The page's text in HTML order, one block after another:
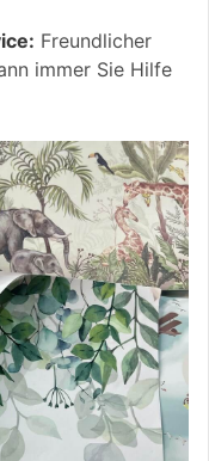
Freundlicher
immer Sie Hilfe